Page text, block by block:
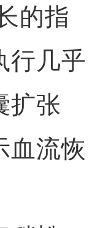
的指
行几乎
扩张
血流恢